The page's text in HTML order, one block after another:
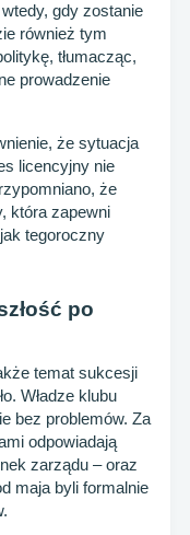
wtedy, gdy zostanie
również tym
tłumacząc,
prowadzenie
że sytuacja
licencyjny nie
że
która zapewni
tegoroczny
po
temat sukcesji
Władze klubu
bez problemów. Za
odpowiadają
zarządu – oraz
maja byli formalnie